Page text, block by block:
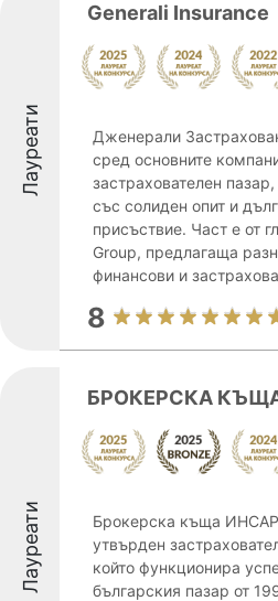
Лауреати
Generali Insurance
Дженерали
сред основните
застрахователен
със солиден опит и
присъствие. Част е от
Group, предлагаща
финансови и
8
Лауреати
БРОКЕРСКА
Брокерска къща
утвърден
който функционира
българския пазар от